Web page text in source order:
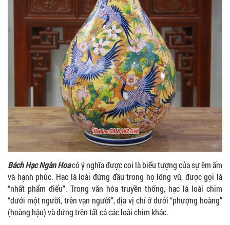
Bách Hạc Ngàn Hoacó ý nghĩa được coi là biểu tượng của sự êm ấm
và hạnh phúc. Hạc là loài đứng đầu trong họ lông vũ, được gọi là
“nhất phẩm điểu”. Trong văn hóa truyền thống, hạc là loài chim
“dưới một người, trên vạn người”, địa vị chỉ ở dưới “phượng hoàng”
(hoàng hậu) và đứng trên tất cả các loài chim khác.